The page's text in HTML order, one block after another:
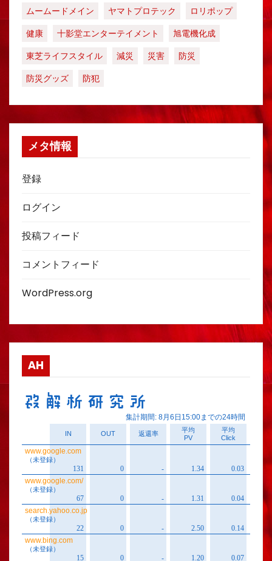
ムームードメイン ヤマトプロテック
ロリポップ
健康
十影堂エンターテイメント
旭電機化成
東芝ライフスタイル
減災 災害
防災
防災グッズ
防犯
メタ情報
登録
ログイン
投稿フィード
コメントフィード
WordPress.org
AH